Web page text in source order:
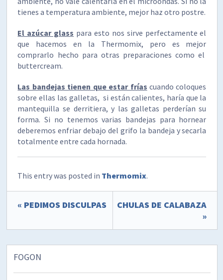
tienes a temperatura ambiente, mejor haz otro postre.
El azúcar glass para esto nos sirve perfectamente el
que hacemos en la Thermomix, pero es mejor
comprarlo hecho para otras preparaciones como el
buttercream.
Las bandejas tienen que estar frías cuando coloques
sobre ellas las galletas, si están calientes, haría que la
mantequilla se derritiera, y las galletas perderían su
forma. Si no tenemos varias bandejas para hornear
deberemos enfriar debajo del grifo la bandeja y secarla
totalmente entre cada hornada.
This entry was posted in Thermomix.
« PEDIMOS DISCULPAS
CHULAS DE CALABAZA
»
FOGON